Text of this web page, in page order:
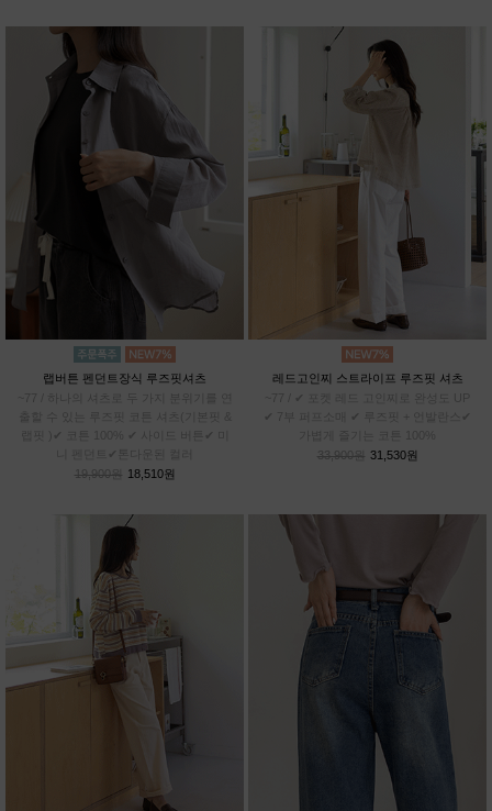
랩버튼 펜던트장식 루즈핏셔츠
~77 / 하나의 셔츠로 두 가지 분위기를 연
출할 수 있는 루즈핏 코튼 셔츠(기본핏 &
랩핏 )✔ 코튼 100% ✔ 사이드 버튼✔ 미
니 펜던트✔톤다운된 컬러
19,900원 18,510원
레드고인찌 스트라이프 루즈핏 셔츠
~77 / ✔ 포켓 레드 고인찌로 완성도 UP
✔ 7부 퍼프소매 ✔ 루즈핏 + 언발란스✔
33,900원 31,530원